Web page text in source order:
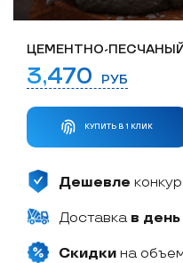
ЦЕМЕНТНО-
3,470 РУБ
КУПИТЬ В 1 КЛИК
Дешевле
Доставка в
Скидки на